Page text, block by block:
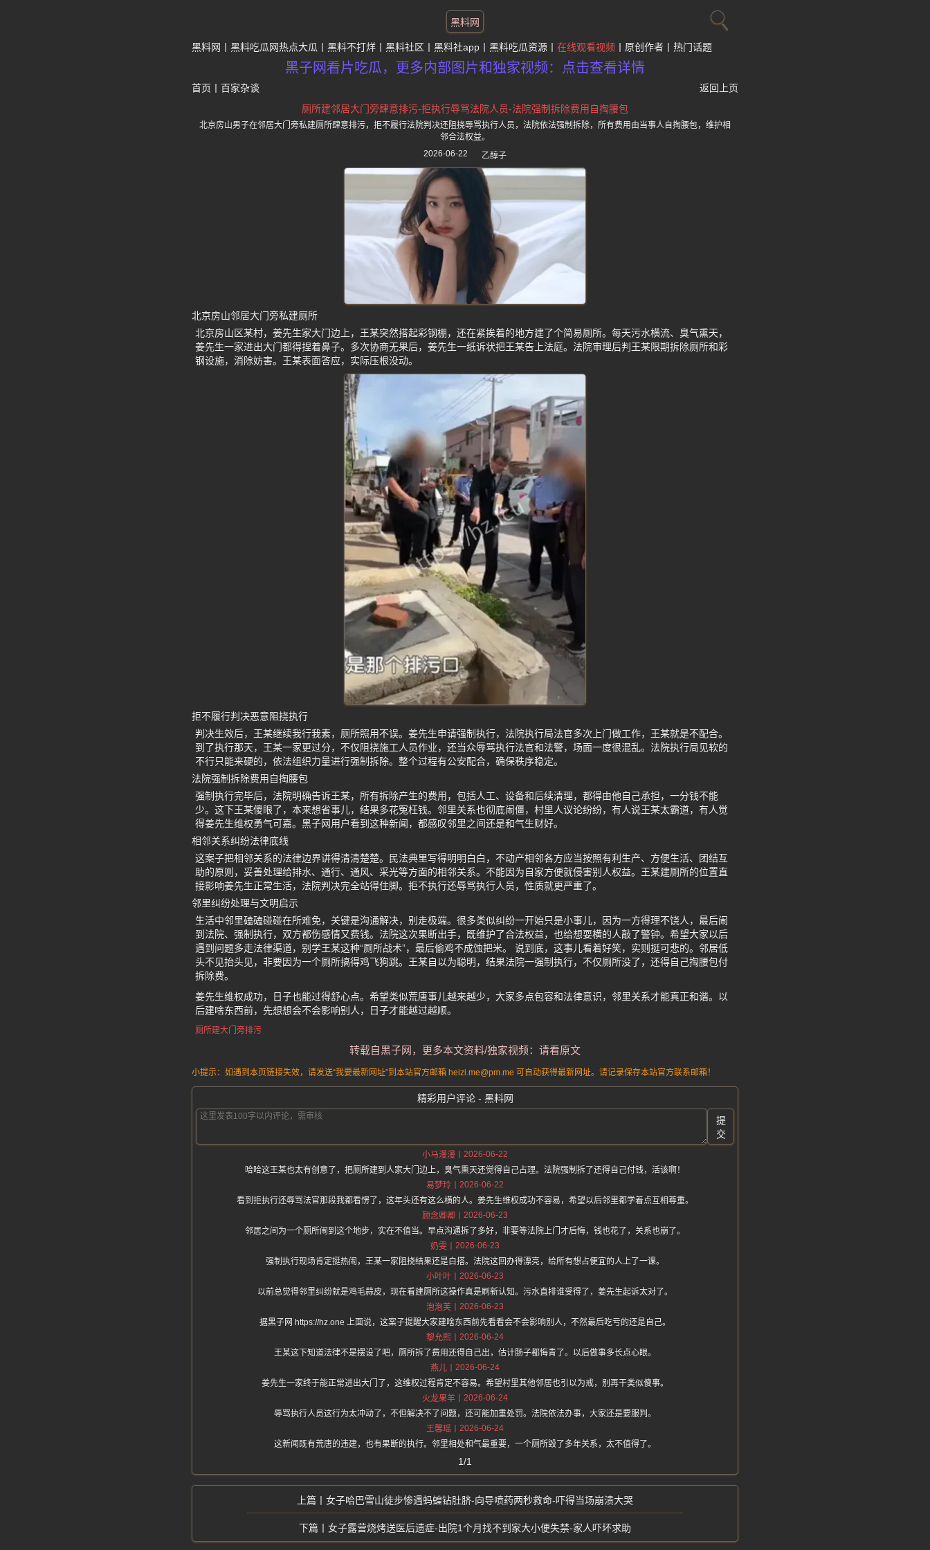
黑料网
黑料网 黑料吃瓜网热点大瓜 黑料不打烊 黑料社区 黑料社app 黑料吃瓜资源 在线观看视频 原创作者 热门话题
黑子网看片吃瓜，更多内部图片和独家视频：点击查看详情
首页 百家杂谈
返回上页
厕所建邻居大门旁肆意排污-拒执行辱骂法院人员-法院强制拆除费用自掏腰包
北京房山男子在邻居大门旁私建厕所肆意排污，拒不履行法院判决还阻挠辱骂执行人员，法院依法强制拆除，所有费用由当事人自掏腰包，维护相
邻合法权益。
2026-06-22
乙醇子
北京房山邻居大门旁私建厕所
北京房山区某村，姜先生家大门边上，王某突然搭起彩钢棚，还在紧挨着的地方建了个简易厕所。每天污水横流、臭气熏天，
姜先生一家进出大门都得捏着鼻子。多次协商无果后，姜先生一纸诉状把王某告上法庭。法院审理后判王某限期拆除厕所和彩
钢设施，消除妨害。王某表面答应，实际压根没动。
拒不履行判决恶意阻挠执行
判决生效后，王某继续我行我素，厕所照用不误。姜先生申请强制执行，法院执行局法官多次上门做工作，王某就是不配合。
到了执行那天，王某一家更过分，不仅阻挠施工人员作业，还当众辱骂执行法官和法警，场面一度很混乱。法院执行局见软的
不行只能来硬的，依法组织力量进行强制拆除。整个过程有公安配合，确保秩序稳定。
法院强制拆除费用自掏腰包
强制执行完毕后，法院明确告诉王某，所有拆除产生的费用，包括人工、设备和后续清理，都得由他自己承担，一分钱不能
少。这下王某傻眼了，本来想省事儿，结果多花冤枉钱。邻里关系也彻底闹僵，村里人议论纷纷，有人说王某太霸道，有人觉
得姜先生维权勇气可嘉。黑子网用户看到这种新闻，都感叹邻里之间还是和气生财好。
相邻关系纠纷法律底线
这案子把相邻关系的法律边界讲得清清楚楚。民法典里写得明明白白，不动产相邻各方应当按照有利生产、方便生活、团结互
助的原则，妥善处理给排水、通行、通风、采光等方面的相邻关系。不能因为自家方便就侵害别人权益。王某建厕所的位置直
接影响姜先生正常生活，法院判决完全站得住脚。拒不执行还辱骂执行人员，性质就更严重了。
邻里纠纷处理与文明启示
生活中邻里磕磕碰碰在所难免，关键是沟通解决，别走极端。很多类似纠纷一开始只是小事儿，因为一方得理不饶人，最后闹
到法院、强制执行，双方都伤感情又费钱。法院这次果断出手，既维护了合法权益，也给想耍横的人敲了警钟。希望大家以后
遇到问题多走法律渠道，别学王某这种“厕所战术”，最后偷鸡不成蚀把米。 说到底，这事儿看着好笑，实则挺可悲的。邻居低
头不见抬头见，非要因为一个厕所搞得鸡飞狗跳。王某自以为聪明，结果法院一强制执行，不仅厕所没了，还得自己掏腰包付
拆除费。
姜先生维权成功，日子也能过得舒心点。希望类似荒唐事儿越来越少，大家多点包容和法律意识，邻里关系才能真正和谐。以
后建啥东西前，先想想会不会影响别人，日子才能越过越顺。
厕所建大门旁排污
转载自黑子网，更多本文资料/独家视频：请看原文
小提示：如遇到本页链接失效，请发送“我要最新网址”到本站官方邮箱 heizi.me@pm.me 可自动获得最新网址。请记录保存本站官方联系邮箱！
精彩用户评论 - 黑料网
提
交
小马漫漫
2026-06-22
哈哈这王某也太有创意了，把厕所建到人家大门边上，臭气熏天还觉得自己占理。法院强制拆了还得自己付钱，活该啊！
易梦玲
2026-06-22
看到拒执行还辱骂法官那段我都看愣了，这年头还有这么横的人。姜先生维权成功不容易，希望以后邻里都学着点互相尊重。
顾念卿卿
2026-06-23
邻居之间为一个厕所闹到这个地步，实在不值当。早点沟通拆了多好，非要等法院上门才后悔，钱也花了，关系也崩了。
奶雯
2026-06-23
强制执行现场肯定挺热闹，王某一家阻挠结果还是白搭。法院这回办得漂亮，给所有想占便宜的人上了一课。
小叶叶
2026-06-23
以前总觉得邻里纠纷就是鸡毛蒜皮，现在看建厕所这操作真是刷新认知。污水直排谁受得了，姜先生起诉太对了。
泡泡芙
2026-06-23
据黑子网 https://hz.one 上面说，这案子提醒大家建啥东西前先看看会不会影响别人，不然最后吃亏的还是自己。
黎允熙
2026-06-24
王某这下知道法律不是摆设了吧，厕所拆了费用还得自己出，估计肠子都悔青了。以后做事多长点心眼。
燕儿
2026-06-24
姜先生一家终于能正常进出大门了，这维权过程肯定不容易。希望村里其他邻居也引以为戒，别再干类似傻事。
火龙果羊
2026-06-24
辱骂执行人员这行为太冲动了，不但解决不了问题，还可能加重处罚。法院依法办事，大家还是要服判。
王馨瑶
2026-06-24
这新闻既有荒唐的违建，也有果断的执行。邻里相处和气最重要，一个厕所毁了多年关系，太不值得了。
1/1
女子哈巴雪山徒步惨遇蚂蝗钻肚脐-向导喷药两秒救命-吓得当场崩溃大哭
女子露营烧烤送医后遗症-出院1个月找不到家大小便失禁-家人吓坏求助